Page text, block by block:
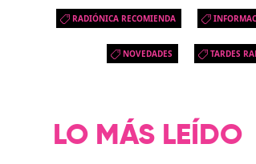
RADIÓNICA RECOMIENDA
NOVEDADES TARDES
LO MÁS LEÍDO